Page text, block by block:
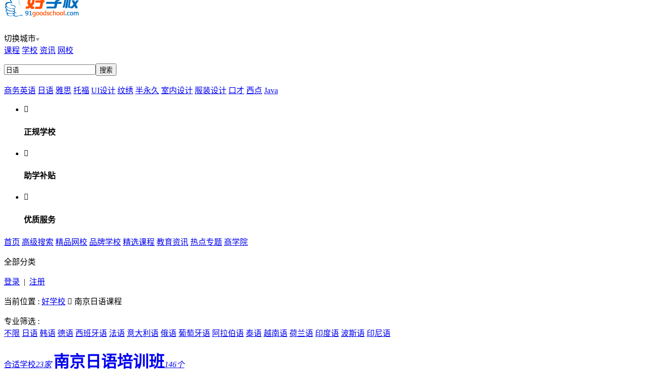
切换城市
课程 学校 资讯 网校
商务英语 日语 雅思 托福 UI设计 纹绣 半永久 室内设计 服装设计 口才 西点 Java

正规学校

助学补贴

优质服务
首页 高级搜索 精品网校 品牌学校 精选课程 教育资讯 热点专题 商学院
全部分类
登录 | 注册
当前位置 : 好学校  南京日语课程
专业筛选 :
不限 日语 韩语 德语 西班牙语 法语 意大利语 俄语 葡萄牙语 阿拉伯语 泰语 越南语 荷兰语 印度语 波斯语 印尼语
合适学校23家 南京日语培训班146个